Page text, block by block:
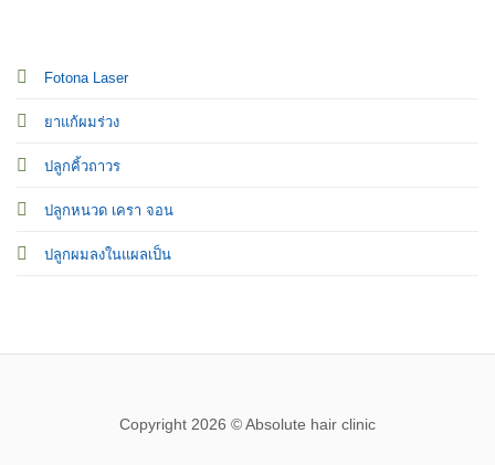
Fotona Laser
ยาแก้ผมร่วง
ปลูกคิ้วถาวร
ปลูกหนวด เครา จอน
ปลูกผมลงในแผลเป็น
Copyright 2026 © Absolute hair clinic